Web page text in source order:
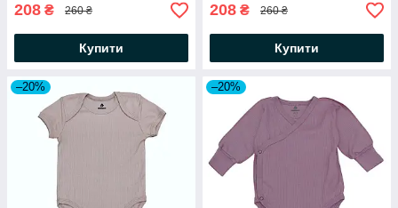
208 ₴ 260 ₴
Купити
208 ₴ 260 ₴
Купити
–20% –20%